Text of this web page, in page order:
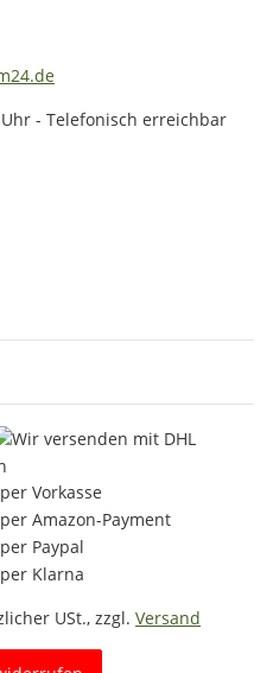
Uhr - Telefonisch erreichbar
USt., zzgl. Versand